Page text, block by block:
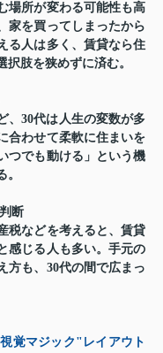
場所が変わる可能性も高
家を買ってしまったから
る人は多く、賃貸なら住
肢を狭めずに済む。
、30代は人生の変数が多
合わせて柔軟に住まいを
つでも動ける」という機
断
税などを考えると、賃貸
感じる人も多い。手元の
方も、30代の間で広まっ
覚マジック"レイアウト